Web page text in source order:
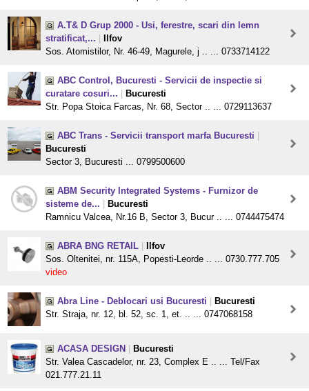
A.T& D Grup 2000 - Usi, ferestre, scari din lemn
stratificat,...
Ilfov
Sos. Atomistilor, Nr. 46-49, Magurele, j .. ... 0733714122
ABC Control, Bucuresti - Servicii de inspectie si
curatare cosuri...
Bucuresti
Str. Popa Stoica Farcas, Nr. 68, Sector .. ... 0729113637
ABC Trans - Servicii transport marfa Bucuresti
Bucuresti
Sector 3, Bucuresti ... 0799500600
ABM Security Integrated Systems - Furnizor de
sisteme de...
Bucuresti
Ramnicu Valcea, Nr.16 B, Sector 3, Bucur .. ... 0744475474
ABRA BNG RETAIL
Ilfov
Sos. Oltenitei, nr. 115A, Popesti-Leorde .. ... 0730.777.705
video
Abra Line - Deblocari usi Bucuresti
Bucuresti
Str. Straja, nr. 12, bl. 52, sc. 1, et. .. ... 0747068158
ACASA DESIGN
Bucuresti
Str. Valea Cascadelor, nr. 23, Complex E .. ... Tel/Fax
021.777.21.11